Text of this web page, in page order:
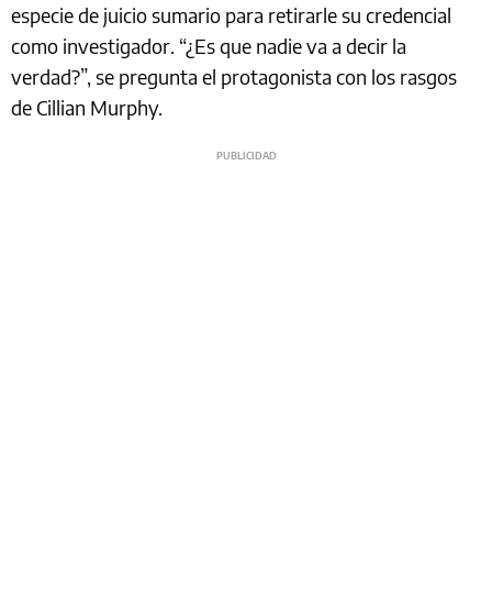
especie de juicio sumario para retirarle su credencial
como investigador. “¿Es que nadie va a decir la
verdad?”, se pregunta el protagonista con los rasgos
de Cillian Murphy.